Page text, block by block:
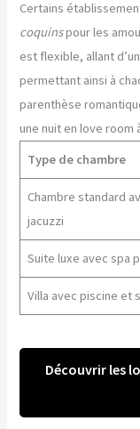
Certains
coquinspour les
est flexible, allant
permettant ainsi à
parenthèse
une nuit en love room
Type de chambre
Chambre standard
jacuzzi
Suite luxe avec spa
Villa avec piscine et
Découvrir les